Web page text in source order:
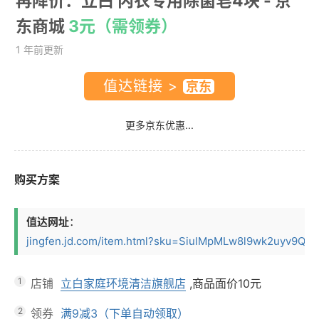
东商城 3元（需领券）
1 年前更新
值达链接 >
更多京东优惠...
购买方案
值达网址：
jingfen.jd.com/
1 店铺 立白家庭环境清洁旗舰店 ,商品面价10元
2 领券 满9减3（下单自动领取）